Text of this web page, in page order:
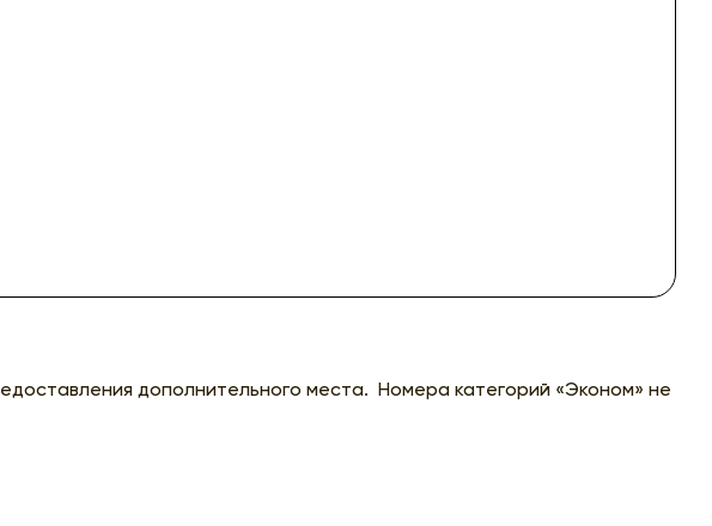
дополнительного места. Номера категорий «Эконом» не